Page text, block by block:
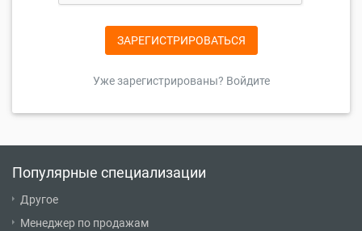
ЗАРЕГИСТРИРОВАТЬСЯ
Уже зарегистрированы? Войдите
Популярные специализации
Другое
Менеджер по продажам